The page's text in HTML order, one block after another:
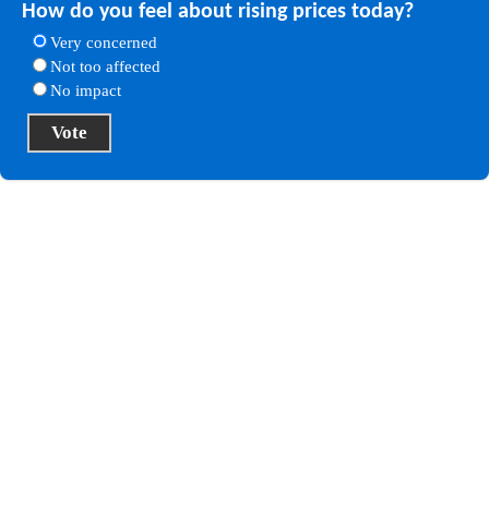
How do you feel about rising prices today?
Very concerned
Not too affected
No impact